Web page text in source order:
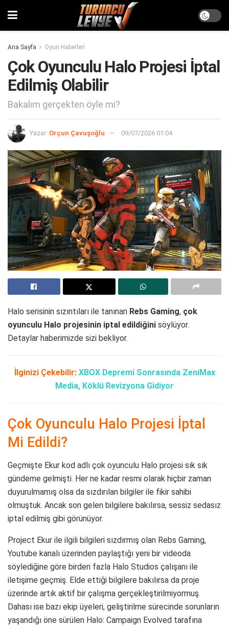
Ana Sayfa Oyun Haberleri
Çok Oyunculu Halo Projesi İptal
Edilmiş Olabilir
Bakalım gerçekten öyle mi?
Yazar: Orçun Çavuşoğlu 09/07/2026 01:04
Halo serisinin sızıntıları ile tanınan Rebs Gaming, çok
oyunculu Halo projesinin iptal edildiğini söylüyor.
Detaylar haberimizde sizi bekliyor.
İlginizi Çekebilir: XBOX Depremi Sonrasında ZeniMax
Media, Köklü Revizyona Gidiyor
Çok Oyunculu Halo Projesi İptal
Mi Edildi?
Geçmişte Ekur kod adlı çok oyunculu Halo projesi sık sık
gündeme gelmişti. Her ne kadar resmi olarak hiçbir zaman
duyurulmamış olsa da sızdırılan bilgiler ile fikir sahibi
olmuştuk. Ancak son gelen bilgilere bakılırsa, sessiz sedasız
iptal edilmiş gibi görünüyor.
Project Ekur ile ilgili bilgileri sızdırmış olan Rebs Gaming,
Youtube kanalı üzerinden paylaştığı yeni bir videoda
söylediğine göre birden fazla Halo Studios çalışanı ile
iletişime geçmiş. Elde ettiği bilgilere bakılırsa da proje
üzerinde artık aktif bir çalışma gerçekleştirilmiyormuş.
Dahası ise bazı ekip üyeleri, geliştirilme sürecinde sorunların
yaşandığı öne sürülen Halo: Campaign Evolved tarafına